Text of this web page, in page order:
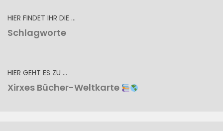
HIER FINDET IHR DIE …
Schlagworte
HIER GEHT ES ZU …
Xirxes Bücher-Weltkarte